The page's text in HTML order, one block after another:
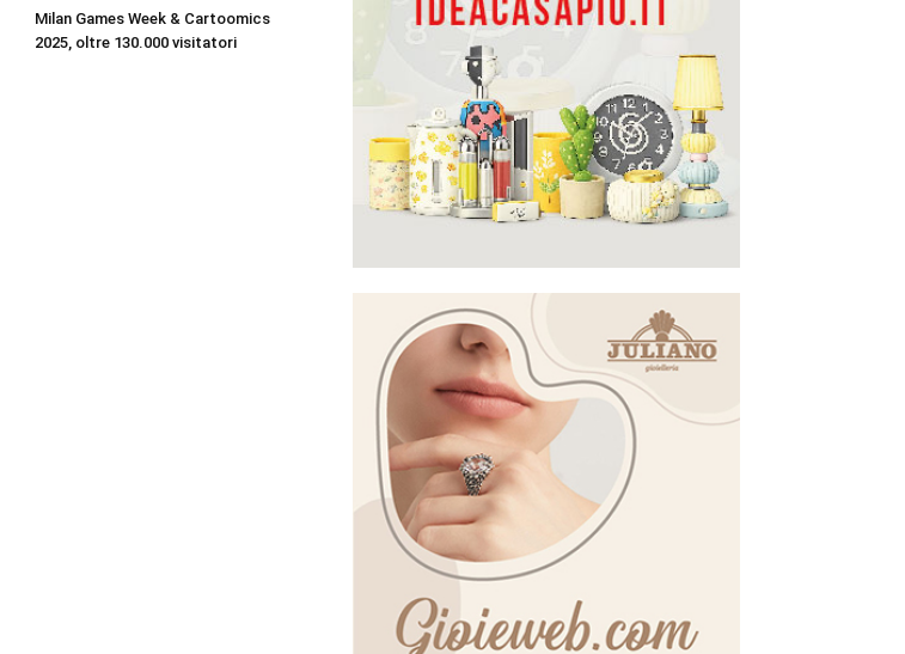
Milan Games Week & Cartoomics
2025, oltre 130.000 visitatori